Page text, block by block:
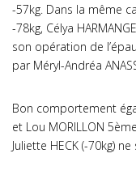
-57kg. Dans la même
-78kg, Célya
son opération de
par Méryl-Andréa
Bon comportement
et Lou MORILLON
Juliette HECK (-70kg)